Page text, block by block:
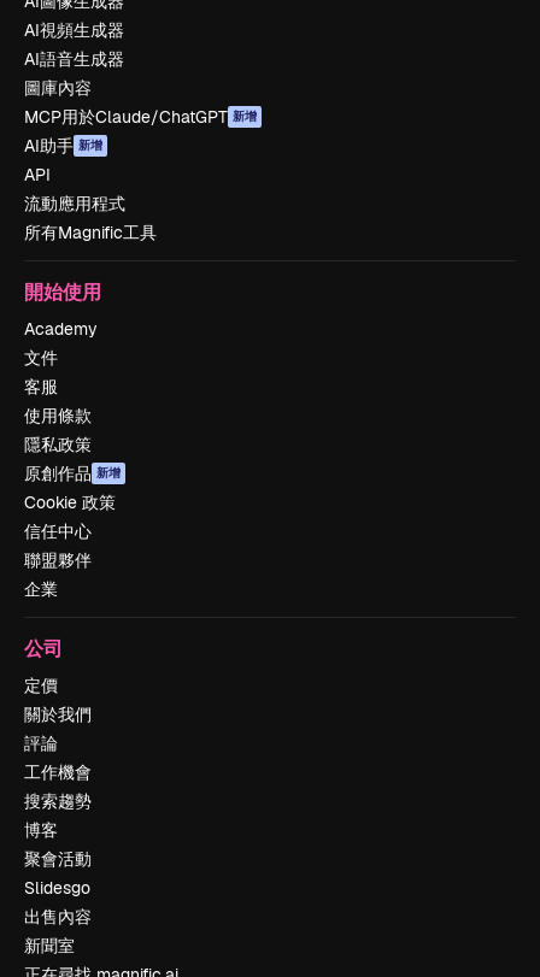
AI視頻生成器
AI語音生成器
圖庫內容
MCP用於Claude/ChatGPT 新增
AI助手 新增
API
流動應用程式
所有Magnific工具
開始使用
Academy
文件
客服
使用條款
隱私政策
原創作品 新增
Cookie 政策
信任中心
聯盟夥伴
企業
公司
定價
關於我們
評論
工作機會
搜索趨勢
博客
聚會活動
Slidesgo
出售內容
新聞室